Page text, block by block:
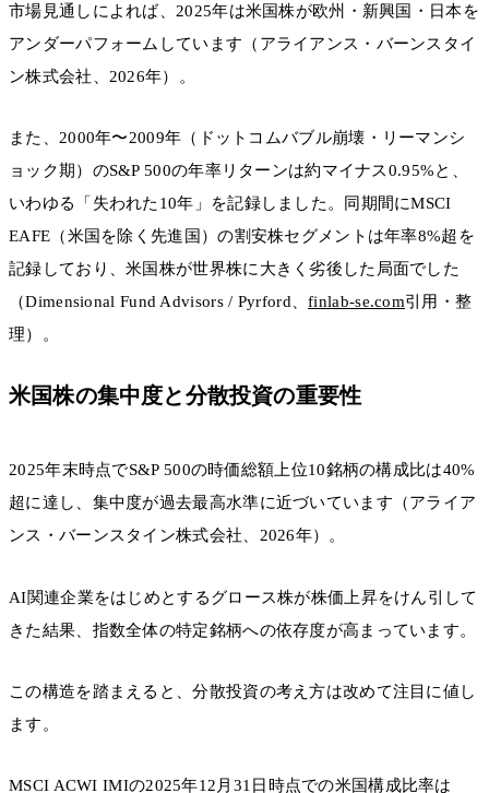
市場見通しによれば、2025年は米国株が欧州・新興国・日本を
アンダーパフォームしています（アライアンス・バーンスタイ
ン株式会社、2026年）。
また、2000年〜2009年（ドットコムバブル崩壊・リーマンシ
ョック期）のS&P 500の年率リターンは約マイナス0.95%と、
いわゆる「失われた10年」を記録しました。同期間にMSCI
EAFE（米国を除く先進国）の割安株セグメントは年率8%超を
記録しており、米国株が世界株に大きく劣後した局面でした
（Dimensional Fund Advisors / Pyrford、finlab-se.com引用・整
理）。
米国株の集中度と分散投資の重要性
2025年末時点でS&P 500の時価総額上位10銘柄の構成比は40%
超に達し、集中度が過去最高水準に近づいています（アライア
ンス・バーンスタイン株式会社、2026年）。
AI関連企業をはじめとするグロース株が株価上昇をけん引して
きた結果、指数全体の特定銘柄への依存度が高まっています。
この構造を踏まえると、分散投資の考え方は改めて注目に値し
ます。
MSCI ACWI IMIの2025年12月31日時点での米国構成比率は